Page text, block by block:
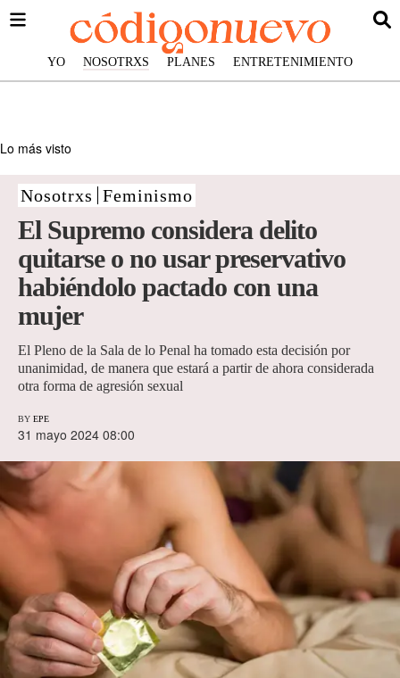
YO NOSOTRXS PLANES ENTRETENIMIENTO
Lo más visto
Nosotrxs Feminismo
El Supremo considera delito
quitarse o no usar preservativo
habiéndolo pactado con una
mujer
El Pleno de la Sala de lo Penal ha tomado esta decisión por
unanimidad, de manera que estará a partir de ahora considerada
otra forma de agresión sexual
BY EPE
31 mayo 2024 08:00